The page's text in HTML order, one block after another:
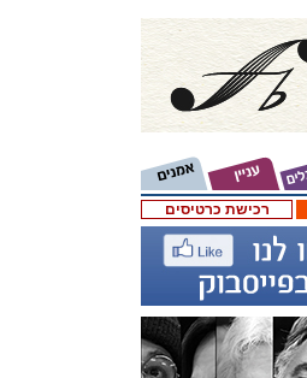
רכישת כרטיסים